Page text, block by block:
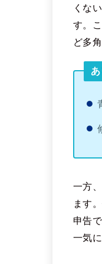
くな
す。
ど多
一方
ます
申告
一気